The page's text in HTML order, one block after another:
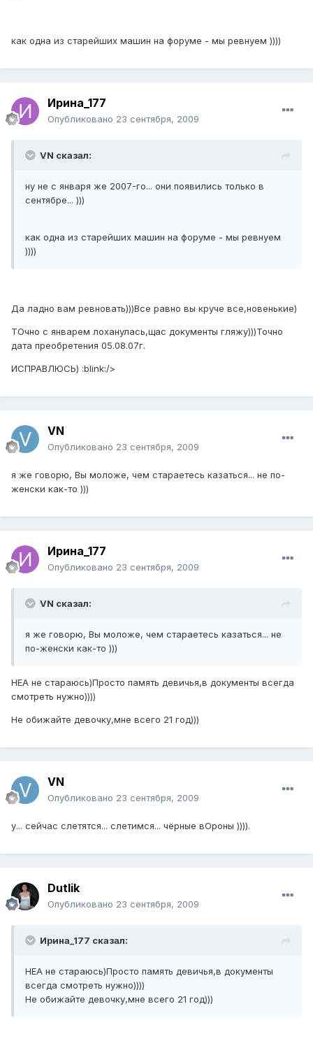
как одна из старейших машин на форуме - мы ревнуем ))))
Ирина_177
Опубликовано 23 сентября, 2009
VN сказал:
ну не с января же 2007-го... они появились только в
сентябре... )))
как одна из старейших машин на форуме - мы ревнуем
))))
Да ладно вам ревновать)))Все равно вы круче все,новенькие)
ТОчно с январем лоханулась,щас документы гляжу)))Точно
дата преобретения 05.08.07г.
ИСПРАВЛЮСЬ) :blink:/>
VN
Опубликовано 23 сентября, 2009
я же говорю, Вы моложе, чем стараетесь казаться... не по-
женски как-то )))
Ирина_177
Опубликовано 23 сентября, 2009
VN сказал:
я же говорю, Вы моложе, чем стараетесь казаться... не
по-женски как-то )))
НЕА не стараюсь)Просто память девичья,в документы всегда
смотреть нужно))))
Не обижайте девочку,мне всего 21 год)))
VN
Опубликовано 23 сентября, 2009
у... сейчас слетятся... слетимся... чёрные вОроны )))).
Dutlik
Опубликовано 23 сентября, 2009
Ирина_177 сказал:
НЕА не стараюсь)Просто память девичья,в документы
всегда смотреть нужно))))
Не обижайте девочку,мне всего 21 год)))